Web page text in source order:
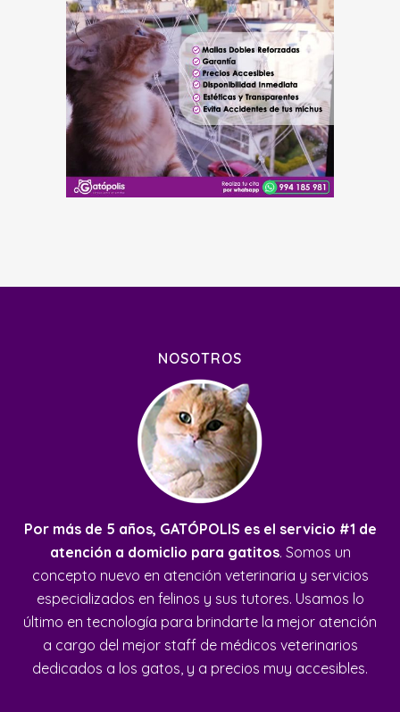
NOSOTROS
Por más de 5 años, GATÓPOLIS es el servicio #1 de
atención a domiclio para gatitos. Somos un
concepto nuevo en atención veterinaria y servicios
especializados en felinos y sus tutores. Usamos lo
último en tecnología para brindarte la mejor atención
a cargo del mejor staff de médicos veterinarios
dedicados a los gatos, y a precios muy accesibles.